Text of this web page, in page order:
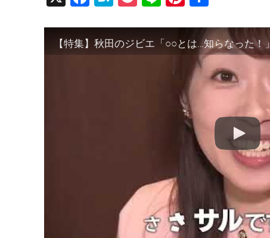
c
e
e
n
ck
et
e
er
e
st
【特集】秋田のジビエ「○○とは…知らなった！」